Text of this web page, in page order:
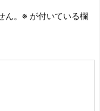
。 ※ が付いている欄